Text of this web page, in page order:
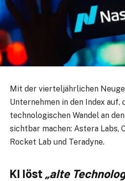
Mit der vierteljährlichen
Unternehmen in den Index auf,
technologischen Wandel an
sichtbar machen: Astera Labs,
Rocket Lab und Teradyne.
KI löst „alte